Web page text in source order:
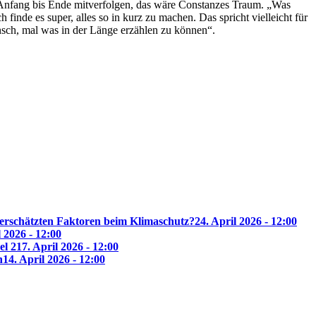
bis Ende mitverfolgen, das wäre Constanzes Traum. „Was
finde es super, alles so in kurz zu machen. Das spricht vielleicht für
mal was in der Länge erzählen zu können“.
Faktoren beim Klimaschutz?24. April 2026 - 12:00
- 12:00
217. April 2026 - 12:00
14. April 2026 - 12:00